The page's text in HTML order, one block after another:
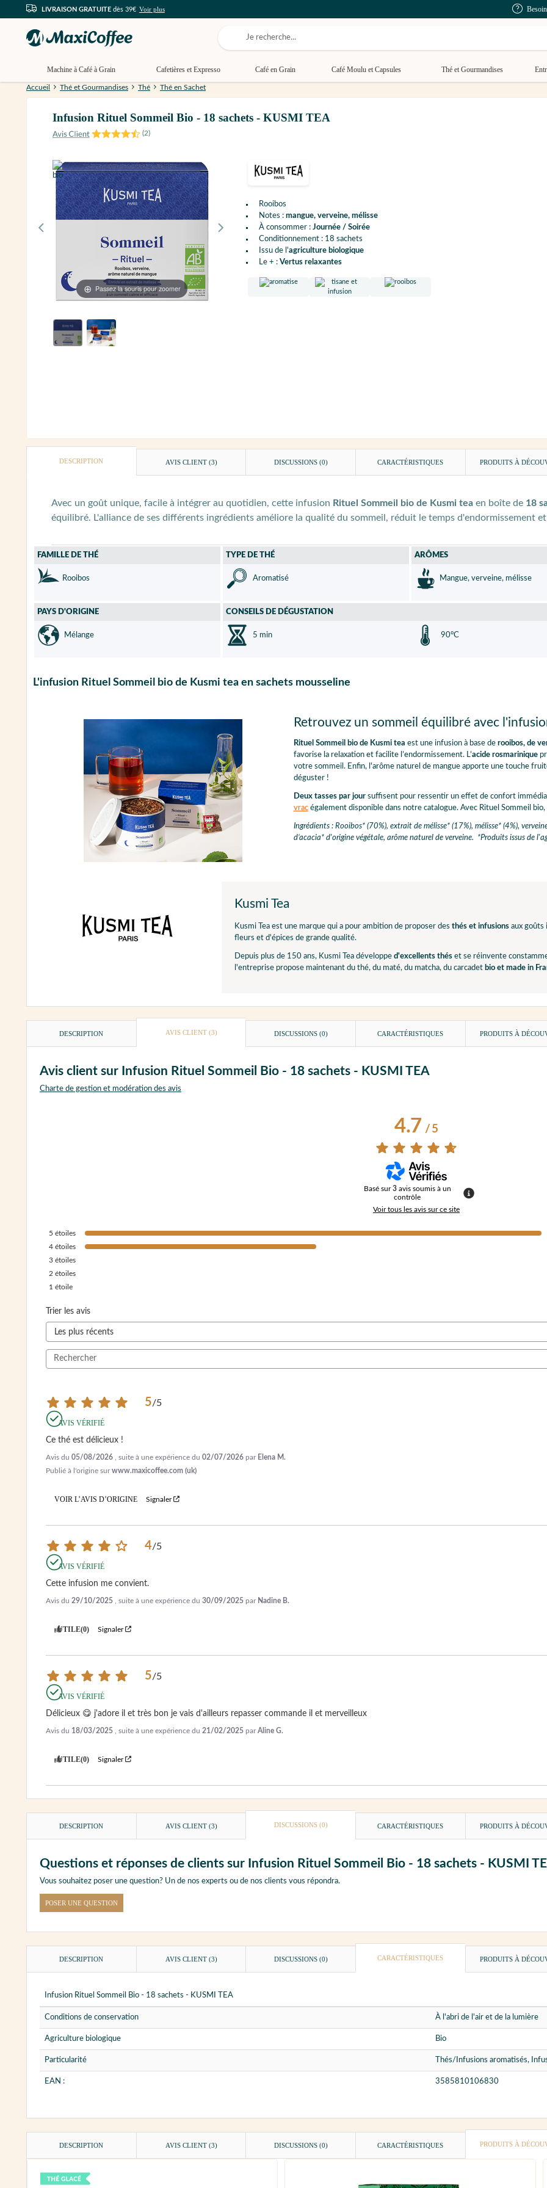
LIVRAISON GRATUITE dès 39€ Voir plus
Machine à Café à Grain Cafetières et Expresso Café en Grain Café Moulu et Capsules Thé et Gourmandises
Accueil Thé et Gourmandises Thé Thé en Sachet
Infusion Rituel Sommeil Bio - 18 sachets - KUSMI TEA
(2)
Passez la souris pour zoomer
Rooibos
Notes : mangue, verveine, mélisse
À consommer : Journée / Soirée
Conditionnement : 18 sachets
Issu de l'agriculture biologique
Le + : Vertus relaxantes
DESCRIPTION AVIS CLIENT (3) DISCUSSIONS (0) CARACTÉRISTIQUES PRODUITS À
Avec un goût unique, facile à intégrer au quotidien, cette infusion Rituel Sommeil bio de Kusmi tea en boîte de 18
équilibré. L'alliance de ses différents ingrédients améliore la qualité du sommeil, réduit le temps d'endormissement et
FAMILLE DE THÉ
Rooibos
TYPE DE THÉ
Aromatisé
ARÔMES
Mangue, verveine, mélisse
PAYS D'ORIGINE
Mélange
CONSEILS DE DÉGUSTATION
5 min 90°C
L'infusion Rituel Sommeil bio de Kusmi tea en sachets mousseline
Retrouvez un sommeil équilibré avec
Rituel Sommeil bio de Kusmi tea est une infusion à base de rooibos, de
favorise la relaxation et facilite l’endormissement. L’acide rosmarinique
votre sommeil. Enfin, l'arôme naturel de mangue apporte une touche
déguster !
Deux tasses par joursuffisent pour ressentir un effet de confort
vracégalement disponible dans notre catalogue. Avec Rituel Sommeil
Ingrédients : Rooibos* (70%), extrait de mélisse* (17%), mélisse* (4%),
d’acacia* d'origine végétale, arôme naturel de verveine. *Produits issus de
Kusmi Tea
Kusmi Tea est une marque qui a pour ambition de proposer des thés et infusions aux goûts
fleurs et d'épices de grande qualité.
Depuis plus de 150 ans, Kusmi Tea développe d'excellents thés et se réinvente
l'entreprise propose maintenant du thé, du maté, du matcha, du carcadet bio et made in
DESCRIPTION AVIS CLIENT (3) DISCUSSIONS (0) CARACTÉRISTIQUES PRODUITS À
Avis client sur Infusion Rituel Sommeil Bio - 18 sachets - KUSMI TEA
Charte de gestion et modération des avis
4.7 / 5
Basé sur3 avis soumis à un
contrôle
Voir tous les avis sur ce site
5 étoiles
4 étoiles
3 étoiles
2 étoiles
1 étoile
Trier les avis
5/5
AVIS VÉRIFIÉ
Ce thé est délicieux !
Avis du 05/08/2026 , suite à une expérience du 02/07/2026 par Elena M.
Publié à l'origine surwww.maxicoffee.com (uk)
VOIR L’AVIS D’ORIGINE Signaler
4/5
AVIS VÉRIFIÉ
Cette infusion me convient.
Avis du 29/10/2025 , suite à une expérience du 30/09/2025 par Nadine B.
UTILE(0) Signaler
5/5
AVIS VÉRIFIÉ
Délicieux 😋 j'adore il et très bon je vais d'ailleurs repasser commande il et merveilleux
Avis du 18/03/2025 , suite à une expérience du 21/02/2025 parAline G.
UTILE(0) Signaler
DESCRIPTION AVIS CLIENT (3) DISCUSSIONS (0) CARACTÉRISTIQUES PRODUITS À
Questions et réponses de clients sur Infusion Rituel Sommeil Bio - 18 sachets - KUSMI
Vous souhaitez poser une question? Un de nos experts ou de nos clients vous répondra.
POSER UNE QUESTION
DESCRIPTION AVIS CLIENT (3) DISCUSSIONS (0) CARACTÉRISTIQUES PRODUITS À
Infusion Rituel Sommeil Bio - 18 sachets - KUSMI TEA
Conditions de conservation À l'abri de l'air et de la lumière
Agriculture biologique Bio
Particularité Thés/Infusions aromatisés,
EAN : 3585810106830
DESCRIPTION AVIS CLIENT (3) DISCUSSIONS (0) CARACTÉRISTIQUES PRODUITS À